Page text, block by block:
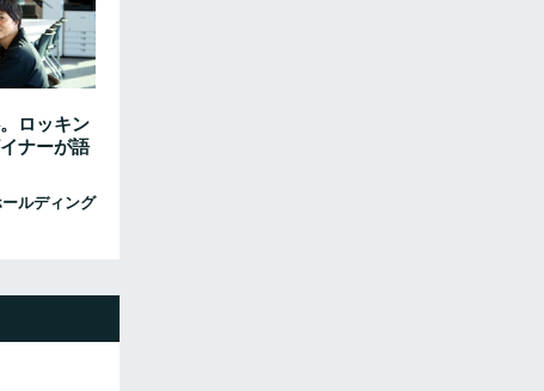
ロッキン
ナーが語
ルディング